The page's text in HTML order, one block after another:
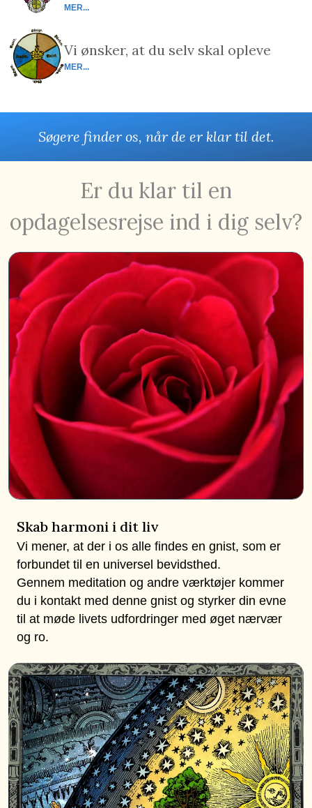
MER...
Vi ønsker, at du selv skal opleve
MER...
Søgere finder os, når de er klar til det.
Er du klar til en
opdagelsesrejse ind i dig selv?
Skab harmoni i dit liv
Vi mener, at der i os alle findes en gnist, som er
forbundet til en universel bevidsthed.
Gennem meditation og andre værktøjer kommer
du i kontakt med denne gnist og styrker din evne
til at møde livets udfordringer med øget nærvær
og ro.